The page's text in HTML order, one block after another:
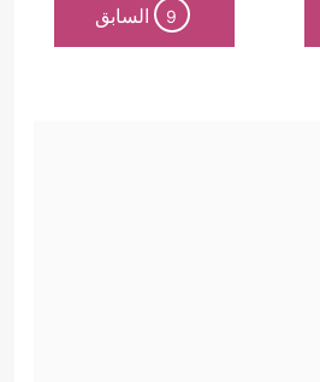
9 السابق